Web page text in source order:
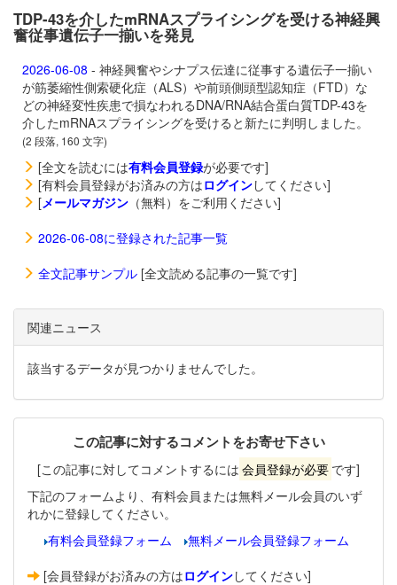
TDP-43を介したmRNAスプライシングを受ける神経興
奮従事遺伝子一揃いを発見
2026-06-08 - 神経興奮やシナプス伝達に従事する遺伝子一揃い
が筋萎縮性側索硬化症（ALS）や前頭側頭型認知症（FTD）な
どの神経変性疾患で損なわれるDNA/RNA結合蛋白質TDP-43を
介したmRNAスプライシングを受けると新たに判明しました。
(2 段落, 160 文字)
[全文を読むには有料会員登録が必要です]
[有料会員登録がお済みの方はログインしてください]
[メールマガジン （無料）をご利用ください]
2026-06-08に登録された記事一覧
全文記事サンプル [全文読める記事の一覧です]
関連ニュース
該当するデータが見つかりませんでした。
この記事に対するコメントをお寄せ下さい
[この記事に対してコメントするには 会員登録が必要 です]
下記のフォームより、有料会員または無料メール会員のいず
れかに登録してください。
有料会員登録フォーム
無料メール会員登録フォーム
[会員登録がお済みの方はログインしてください]